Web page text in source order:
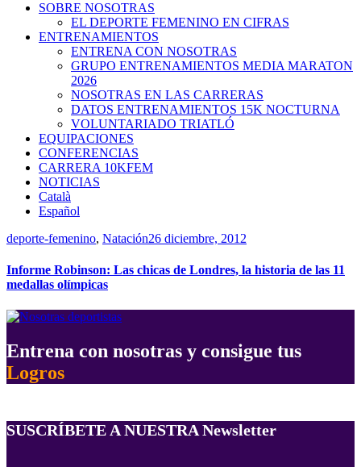
SOBRE NOSOTRAS
EL DEPORTE FEMENINO EN CIFRAS
ENTRENAMIENTOS
ENTRENA CON NOSOTRAS
GRUPO ENTRENAMIENTOS MEDIA MARATON
2026
NOSOTRAS EN LAS CARRERAS
DATOS ENTRENAMIENTOS 15K NOCTURNA
VOLUNTARIADO TRIATLÓ
EQUIPACIONES
CONFERENCIAS
CARRERA 10KFEM
NOTICIAS
Català
Español
deporte-femenino, Natación26 diciembre, 2012
Informe Robinson: Las chicas de Londres, la historia de las 11
medallas olímpicas
Entrena con nosotras y consigue tus
Logros
SUSCRÍBETE A NUESTRA Newsletter